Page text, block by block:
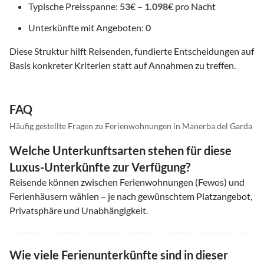
Typische Preisspanne: 53€ – 1.098€ pro Nacht
Unterkünfte mit Angeboten: 0
Diese Struktur hilft Reisenden, fundierte Entscheidungen auf
Basis konkreter Kriterien statt auf Annahmen zu treffen.
FAQ
Häufig gestellte Fragen zu Ferienwohnungen in Manerba del Garda
Welche Unterkunftsarten stehen für diese
Luxus-Unterkünfte zur Verfügung?
Reisende können zwischen Ferienwohnungen (Fewos) und
Ferienhäusern wählen – je nach gewünschtem Platzangebot,
Privatsphäre und Unabhängigkeit.
Wie viele Ferienunterkünfte sind in dieser